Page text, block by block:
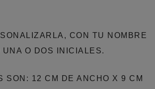
CON TU NOMBRE
UNA O DOS INICIALES.
SON: 12 CM DE ANCHO X 9 CM